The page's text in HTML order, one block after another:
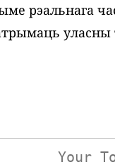
рэальнага
уласны